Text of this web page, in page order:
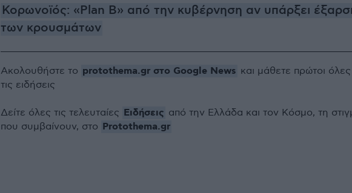
Κορωνοϊός: «Plan B» από την κυβέρνηση αν υπάρξει
των κρουσμάτων
Ακολουθήστε το protothema.gr στο Google News και μάθετε πρώτοι όλες
τις ειδήσεις
Δείτε όλες τις τελευταίες Ειδήσεις από την Ελλάδα και τον Κόσμο, τη
που συμβαίνουν, στο Protothema.gr